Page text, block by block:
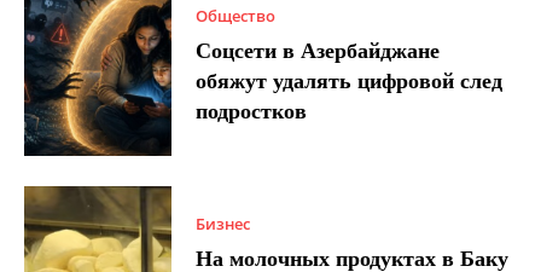
Общество
Соцсети в Азербайджане
обяжут удалять цифровой след
подростков
Бизнес
На молочных продуктах в Баку